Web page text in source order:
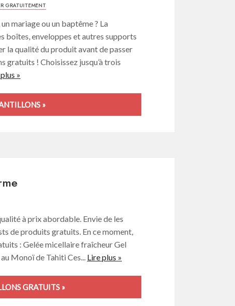
GRATUITEMENT
mariage ou un baptême ? La
boîtes, enveloppes et autres supports
la qualité du produit avant de passer
gratuits ! Choisissez jusqu’à trois
»
»
à prix abordable. Envie de les
de produits gratuits. En ce moment,
: Gelée micellaire fraîcheur Gel
Monoï de Tahiti Ces... Lire plus »
GRATUITS »